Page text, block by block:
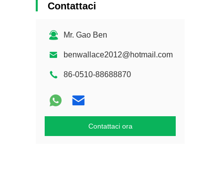
Contattaci
Mr. Gao Ben
benwallace2012@hotmail.com
86-0510-88688870
Contattaci ora